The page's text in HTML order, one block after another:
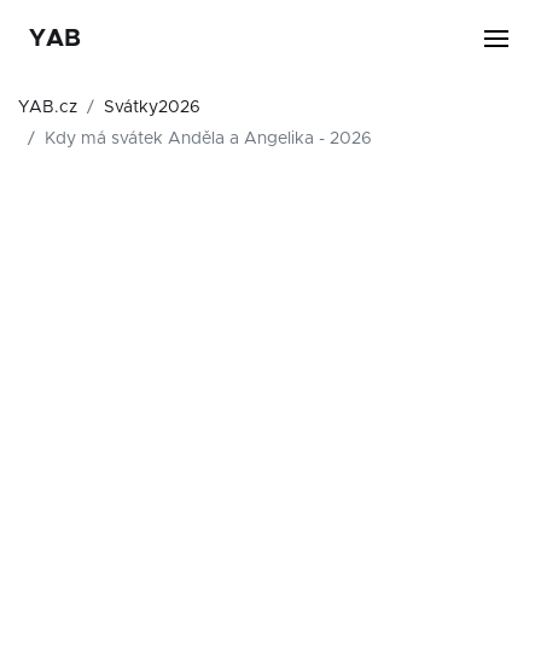
YAB
YAB.cz
Svátky2026
Kdy má svátek Anděla a Angelika - 2026